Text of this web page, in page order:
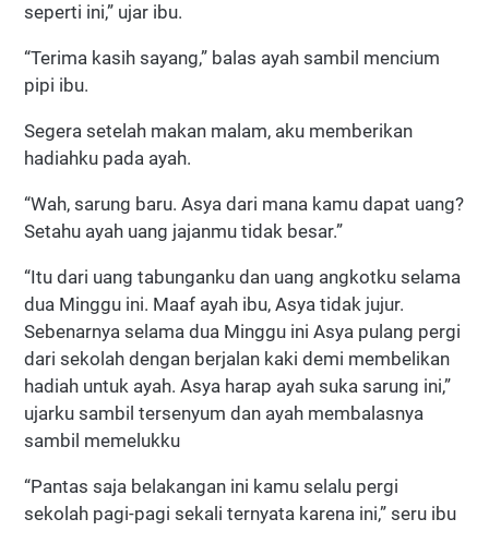
seperti ini,” ujar ibu.
“Terima kasih sayang,” balas ayah sambil mencium
pipi ibu.
Segera setelah makan malam, aku memberikan
hadiahku pada ayah.
“Wah, sarung baru. Asya dari mana kamu dapat uang?
Setahu ayah uang jajanmu tidak besar.”
“Itu dari uang tabunganku dan uang angkotku selama
dua Minggu ini. Maaf ayah ibu, Asya tidak jujur.
Sebenarnya selama dua Minggu ini Asya pulang pergi
dari sekolah dengan berjalan kaki demi membelikan
hadiah untuk ayah. Asya harap ayah suka sarung ini,”
ujarku sambil tersenyum dan ayah membalasnya
sambil memelukku
“Pantas saja belakangan ini kamu selalu pergi
sekolah pagi-pagi sekali ternyata karena ini,” seru ibu